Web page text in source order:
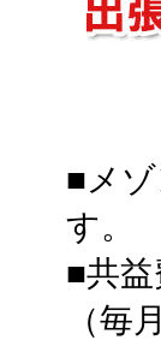
■メ
す。
■共
（毎